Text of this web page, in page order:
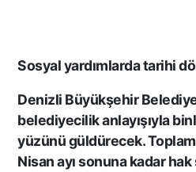
Sosyal yardımlarda tarihi
Denizli Büyükşehir
belediyecilik anlayışıyla
yüzünü güldürecek.
Nisan ayı sonuna kadar